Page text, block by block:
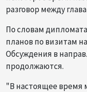
разговор между
По словам
планов по визитам
Обсуждения в
продолжаются.
"В настоящее время